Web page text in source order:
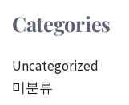
Categories
Uncategorized
미분류